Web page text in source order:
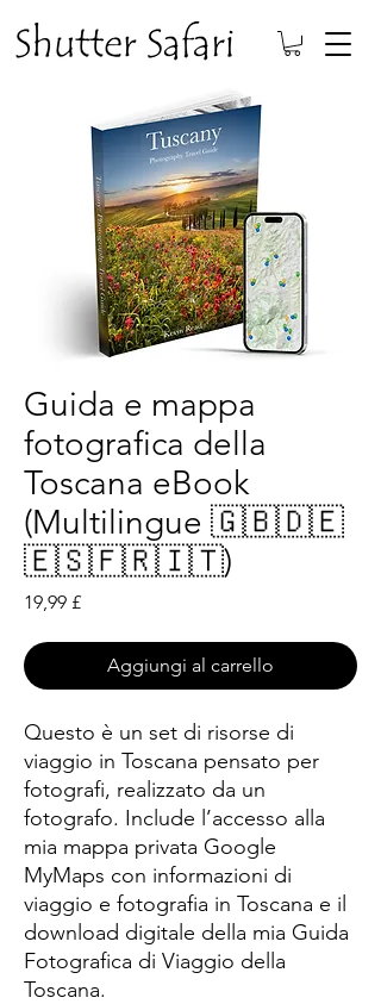
Guida e mappa
fotografica della
Toscana eBook
(Multilingue 🇬🇧🇩🇪
🇪🇸🇫🇷🇮🇹)
19,99 £Prezzo
Aggiungi al carrello
Questo è un set di risorse di
viaggio in Toscana pensato per
fotografi, realizzato da un
fotografo. Include l’accesso alla
mia mappa privata Google
MyMaps con informazioni di
viaggio e fotografia in Toscana e il
download digitale della mia Guida
Fotografica di Viaggio della
Toscana.